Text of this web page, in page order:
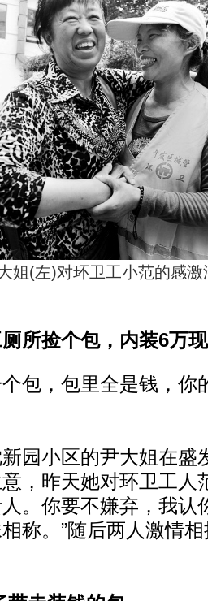
姐(左)对环卫工小范的感激
所捡个包，内装6万
，包里全是钱，你
小区的尹大姐在盛
，昨天她对环卫工人
。你要不嫌弃，我认
称。”随后两人激情